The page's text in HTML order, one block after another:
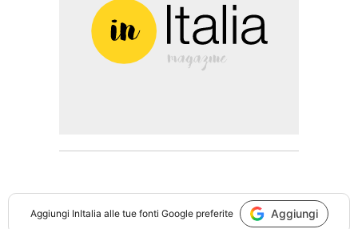
Aggiungi InItalia alle tue fonti Google preferite Aggiungi